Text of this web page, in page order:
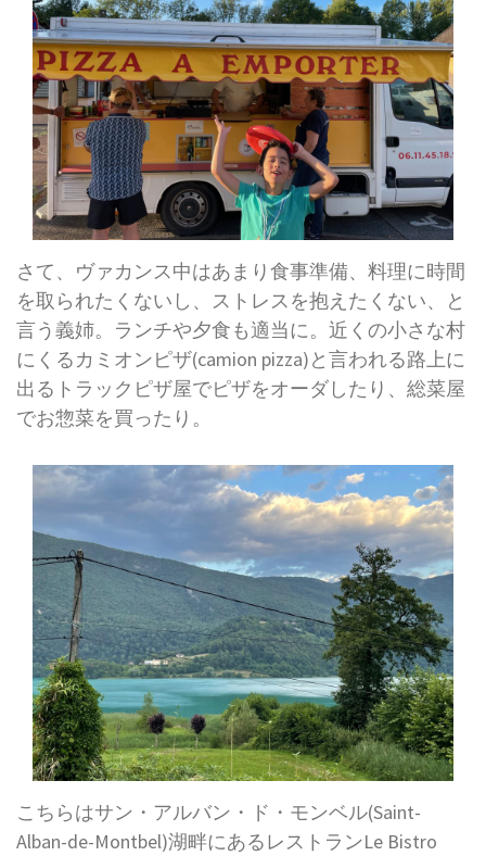
さて、ヴァカンス中はあまり食事準備、料理に時間
を取られたくないし、ストレスを抱えたくない、と
言う義姉。ランチや夕食も適当に。近くの小さな村
にくるカミオンピザ(camion pizza)と言われる路上に
出るトラックピザ屋でピザをオーダしたり、総菜屋
でお惣菜を買ったり。
こちらはサン・アルバン・ド・モンベル(Saint-
Alban-de-Montbel)湖畔にあるレストランLe Bistro